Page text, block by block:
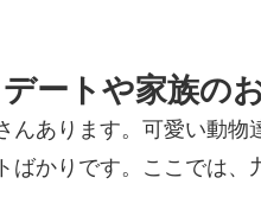
ートや家族の
あります。可愛い動
かりです。ここでは、